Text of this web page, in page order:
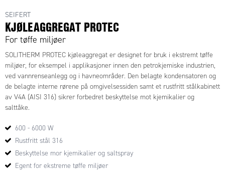
SEIFERT
KJØLEAGGREGAT PROTEC
For tøffe miljøer
SOLITHERM PROTEC kjøleaggregat er designet for bruk i ekstremt tøffe
miljøer, for eksempel i applikasjoner innen den petrokjemiske industrien,
ved vannrenseanlegg og i havneområder. Den belagte kondensatoren og
de belagte interne rørene på omgivelsessiden samt et rustfritt stålkabinett
av V4A (AISI 316) sikrer forbedret beskyttelse mot kjemikalier og
salttåke.
600 - 6000 W
Rustfritt stål 316
Beskyttelse mor kjemikalier og saltspray
Egent for ekstreme tøffe miljøer